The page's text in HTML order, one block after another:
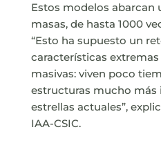
Estos modelos abarcan
masas, de hasta 1000
“Esto ha supuesto un
características
masivas: viven poco
estructuras mucho más
estrellas actuales”,
IAA-CSIC.